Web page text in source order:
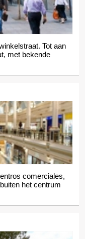
Tot aan
met bekende
comerciales,
het centrum